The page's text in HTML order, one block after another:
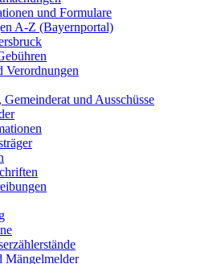
und Formulare
A-Z (Bayernportal)
Verordnungen
Gemeinderat und Ausschüsse
Mängelmelder